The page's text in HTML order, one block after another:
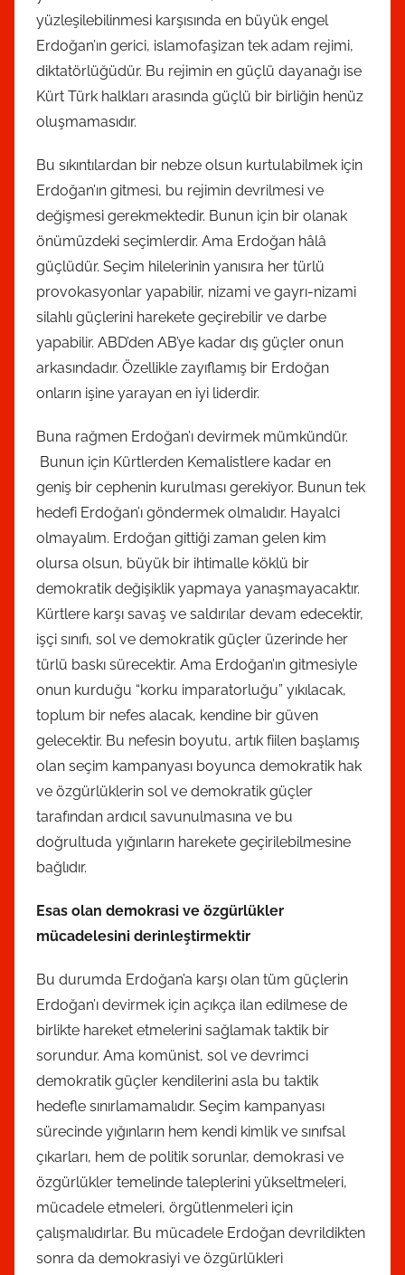
yüzleşilebilinmesi karşısında en büyük engel
Erdoğan’ın gerici, islamofaşizan tek adam rejimi,
diktatörlüğüdür. Bu rejimin en güçlü dayanağı ise
Kürt Türk halkları arasında güçlü bir birliğin henüz
oluşmamasıdır.
Bu sıkıntılardan bir nebze olsun kurtulabilmek için
Erdoğan’ın gitmesi, bu rejimin devrilmesi ve
değişmesi gerekmektedir. Bunun için bir olanak
önümüzdeki seçimlerdir. Ama Erdoğan hâlâ
güçlüdür. Seçim hilelerinin yanısıra her türlü
provokasyonlar yapabilir, nizami ve gayrı-nizami
silahlı güçlerini harekete geçirebilir ve darbe
yapabilir. ABD’den AB’ye kadar dış güçler onun
arkasındadır. Özellikle zayıflamış bir Erdoğan
onların işine yarayan en iyi liderdir.
Buna rağmen Erdoğan’ı devirmek mümkündür.
Bunun için Kürtlerden Kemalistlere kadar en
geniş bir cephenin kurulması gerekiyor. Bunun tek
hedefi Erdoğan’ı göndermek olmalıdır. Hayalci
olmayalım. Erdoğan gittiği zaman gelen kim
olursa olsun, büyük bir ihtimalle köklü bir
demokratik değişiklik yapmaya yanaşmayacaktır.
Kürtlere karşı savaş ve saldırılar devam edecektir,
işçi sınıfı, sol ve demokratik güçler üzerinde her
türlü baskı sürecektir. Ama Erdoğan’ın gitmesiyle
onun kurduğu “korku imparatorluğu” yıkılacak,
toplum bir nefes alacak, kendine bir güven
gelecektir. Bu nefesin boyutu, artık fiilen başlamış
olan seçim kampanyası boyunca demokratik hak
ve özgürlüklerin sol ve demokratik güçler
tarafından ardıcıl savunulmasına ve bu
doğrultuda yığınların harekete geçirilebilmesine
bağlıdır.
Esas olan demokrasi ve özgürlükler
mücadelesini derinleştirmektir
Bu durumda Erdoğan’a karşı olan tüm güçlerin
Erdoğan’ı devirmek için açıkça ilan edilmese de
birlikte hareket etmelerini sağlamak taktik bir
sorundur. Ama komünist, sol ve devrimci
demokratik güçler kendilerini asla bu taktik
hedefle sınırlamamalıdır. Seçim kampanyası
sürecinde yığınların hem kendi kimlik ve sınıfsal
çıkarları, hem de politik sorunlar, demokrasi ve
özgürlükler temelinde taleplerini yükseltmeleri,
mücadele etmeleri, örgütlenmeleri için
çalışmalıdırlar. Bu mücadele Erdoğan devrildikten
sonra da demokrasiyi ve özgürlükleri